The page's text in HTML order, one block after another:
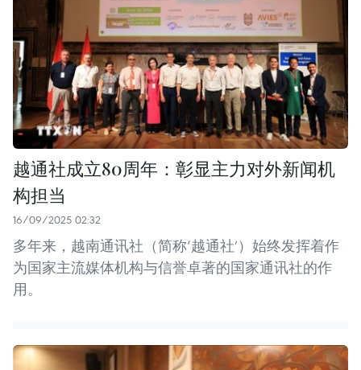
越通社成立80周年：彰显主力对外新闻机
构担当
16/09/2025 02:32
多年来，越南通讯社（简称‘越通社’）始终发挥着作
为国家主流媒体机构与信誉卓著的国家通讯社的作
用。